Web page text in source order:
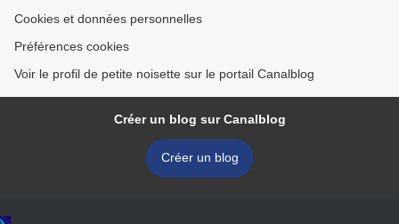
Cookies et données personnelles
Préférences cookies
Voir le profil de petite noisette sur le portail Canalblog
Créer un blog sur Canalblog
Créer un blog